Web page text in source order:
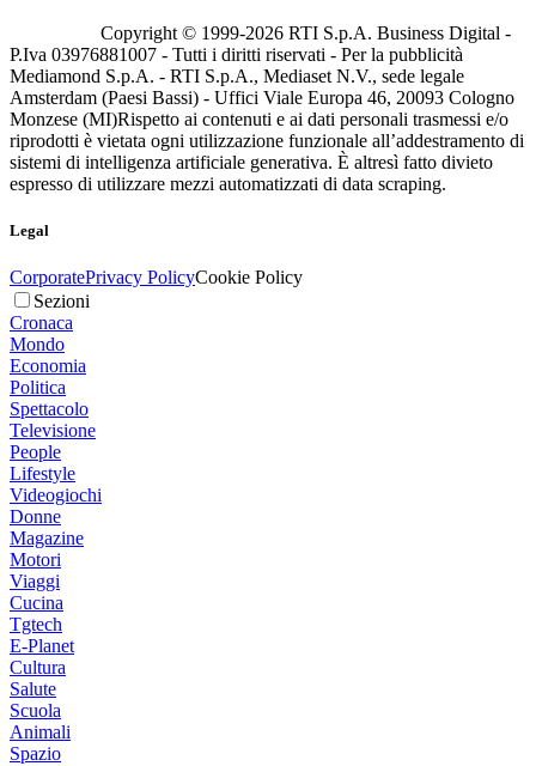
Copyright © 1999-2026 RTI S.p.A. Business Digital -
P.Iva 03976881007 - Tutti i diritti riservati - Per la pubblicità
Mediamond S.p.A. - RTI S.p.A., Mediaset N.V., sede legale
Amsterdam (Paesi Bassi) - Uffici Viale Europa 46, 20093 Cologno
Monzese (MI)Rispetto ai contenuti e ai dati personali trasmessi e/o
riprodotti è vietata ogni utilizzazione funzionale all’addestramento di
sistemi di intelligenza artificiale generativa. È altresì fatto divieto
espresso di utilizzare mezzi automatizzati di data scraping.
Legal
CorporatePrivacy PolicyCookie Policy
Sezioni
Cronaca
Mondo
Economia
Politica
Spettacolo
Televisione
People
Lifestyle
Videogiochi
Donne
Magazine
Motori
Viaggi
Cucina
Tgtech
E-Planet
Cultura
Salute
Scuola
Animali
Spazio